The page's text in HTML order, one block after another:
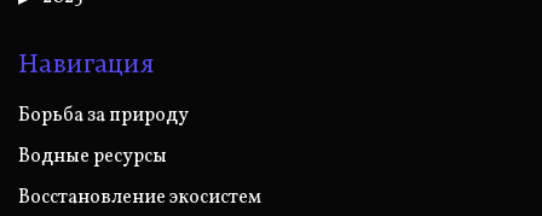
Навигация
Борьба за природу
Водные ресурсы
Восстановление экосистем